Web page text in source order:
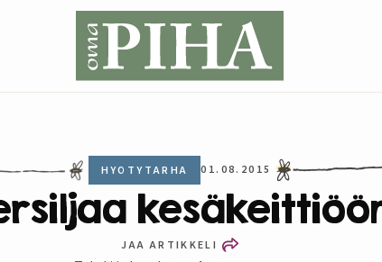
HYÖTYTARHA 01.08.2015
JAA ARTIKKELI